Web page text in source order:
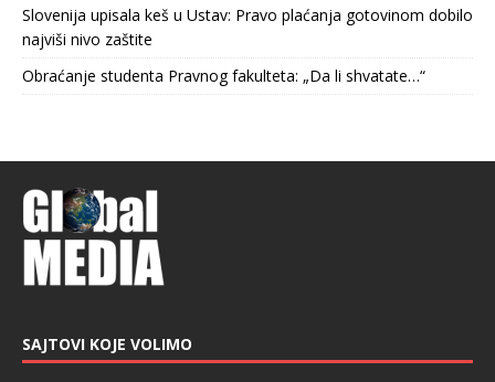
Slovenija upisala keš u Ustav: Pravo plaćanja gotovinom dobilo
najviši nivo zaštite
Obraćanje studenta Pravnog fakulteta: „Da li shvatate…“
SAJTOVI KOJE VOLIMO